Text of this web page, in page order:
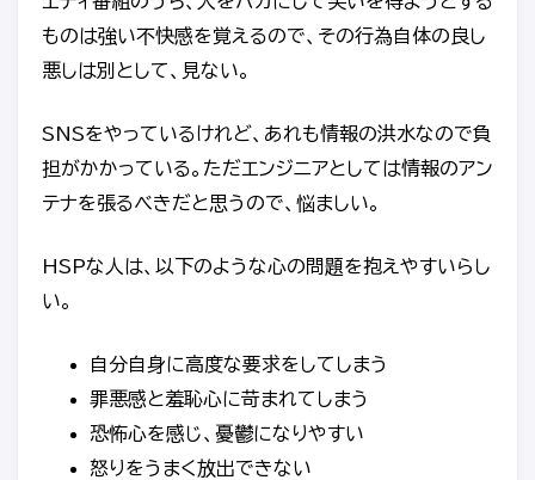
ものは強い不快感を覚えるので、その行為自体の良し
悪しは別として、見ない。
SNSをやっているけれど、あれも情報の洪水なので負
担がかかっている。ただエンジニアとしては情報のアン
テナを張るべきだと思うので、悩ましい。
HSPな人は、以下のような心の問題を抱えやすいらし
い。
自分自身に高度な要求をしてしまう
罪悪感と羞恥心に苛まれてしまう
恐怖心を感じ、憂鬱になりやすい
怒りをうまく放出できない